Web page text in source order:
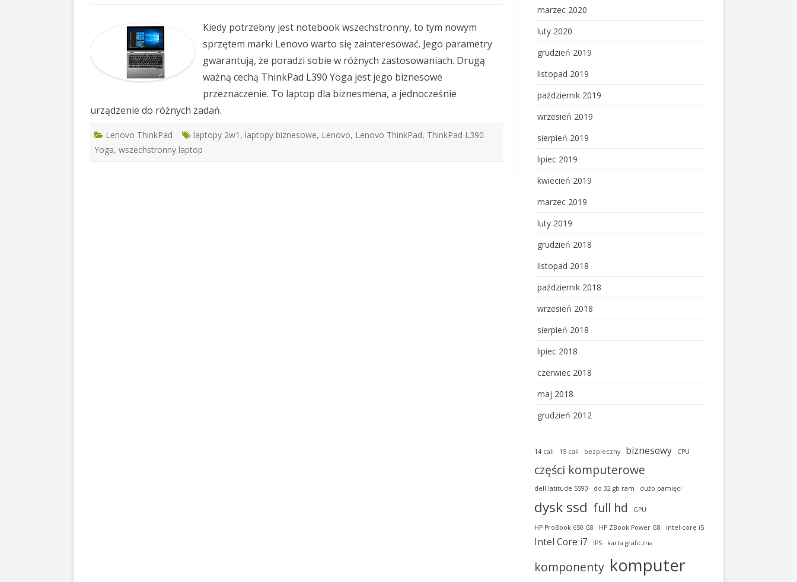
–
wszechstronny
laptop
dla
biznesu
Kiedy potrzebny jest notebook wszechstronny, to tym nowym
sprzętem marki Lenovo warto się zainteresować. Jego parametry
gwarantują, że poradzi sobie w różnych zastosowaniach. Drugą
ważną cechą ThinkPad L390 Yoga jest jego biznesowe
przeznaczenie. To laptop dla biznesmena, a jednocześnie
urządzenie do różnych zadań.
Lenovo ThinkPad laptopy 2w1 , laptopy biznesowe, Lenovo, Lenovo ThinkPad, ThinkPad L390
Yoga, wszechstronny laptop
marzec 2020
luty 2020
grudzień 2019
listopad 2019
październik 2019
wrzesień 2019
sierpień 2019
lipiec 2019
kwiecień 2019
marzec 2019
luty 2019
grudzień 2018
listopad 2018
październik 2018
wrzesień 2018
sierpień 2018
lipiec 2018
czerwiec 2018
maj 2018
grudzień 2012
14 cali 15 cali bezpieczny biznesowy CPU
części komputerowe
dell latitude 5590 do 32 gb ram dużo pamięci
dysk ssd full hd GPU
HP ProBook 650 G8 HP ZBook Power G8 intel core i5
Intel Core i7 IPS karta graficzna
komponenty komputer